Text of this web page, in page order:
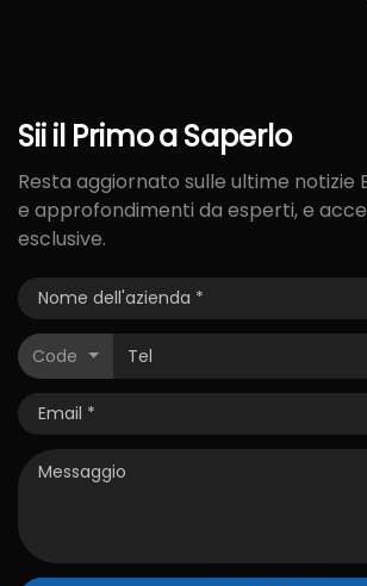
Siiil PrimoaSaperlo
Resta aggiornato sulle ultime notizie
e approfondimenti da esperti, e
esclusive.
Code